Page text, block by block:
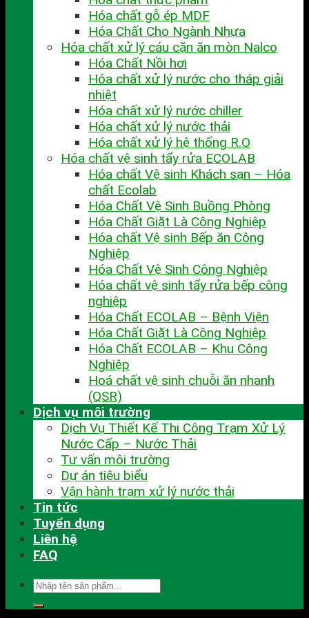
Hóa chất gỗ ép MDF
Hóa Chất Cho Ngành Nhựa
Hóa chất xử lý cáu cặn ăn mòn Nalco
Hóa Chất Nồi hơi
Hóa chất xử lý nước cho tháp giải
nhiệt
Hóa chất xử lý nước chiller
Hóa chất xử lý nước thải
Hóa chất xử lý hệ thống R.O
Hóa chất vệ sinh tẩy rửa ECOLAB
Hóa chất Vệ sinh Khách sạn – Hóa
chất Ecolab
Hóa Chất Vệ Sinh Buồng Phòng
Hóa Chất Giặt Là Công Nghiệp
Hóa chất Vệ sinh Bếp ăn Công
Nghiệp
Hóa Chất Vệ Sinh Công Nghiệp
Hóa chất vệ sinh tẩy rửa bếp công
nghiệp
Hóa Chất ECOLAB – Bệnh Viện
Hóa Chất Giặt Là Công Nghiệp
Hóa Chất ECOLAB – Khu Công
Nghiệp
Hoá chất vệ sinh chuỗi ăn nhanh
(QSR)
Dịch vụ môi trường
Dịch Vụ Thiết Kế Thi Công Trạm Xử Lý
Nước Cấp – Nước Thải
Tư vấn môi trường
Dự án tiêu biểu
Vận hành trạm xử lý nước thải
Tin tức
Tuyển dụng
Liên hệ
FAQ